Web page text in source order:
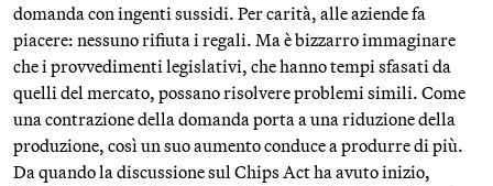
domanda con ingenti sussidi. Per carità, alle aziende fa
piacere: nessuno rifiuta i regali. Ma è bizzarro immaginare
che i provvedimenti legislativi, che hanno tempi sfasati da
quelli del mercato, possano risolvere problemi simili. Come
una contrazione della domanda porta a una riduzione della
produzione, così un suo aumento conduce a produrre di più.
Da quando la discussione sul Chips Act ha avuto inizio,